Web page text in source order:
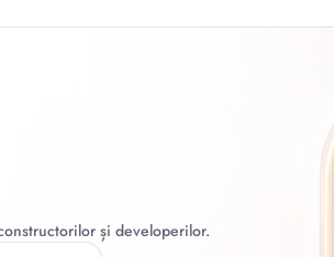
și developerilor.